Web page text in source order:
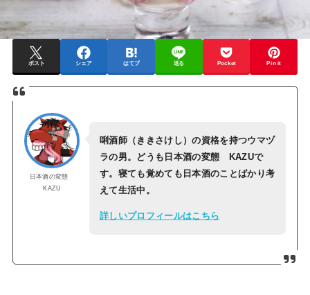
ポスト シェア はてブ 送る Pocket Pin it
日本酒の変態
KAZU
唎酒師（ききさけし）の資格を持つウマヅ
ラの男。どうも日本酒の変態 KAZUで
す。寝ても覚めても日本酒のことばかり考
えて生活中。
詳しいプロフィールはこちら